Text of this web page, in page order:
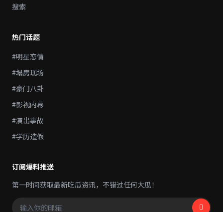
搜索
热门话题
#明星恋情
#塌房现场
#豪门八卦
#影视内幕
#演出事故
#学历造假
订阅爆料推送
第一时间获取最新吃瓜资讯，不错过任何大瓜！